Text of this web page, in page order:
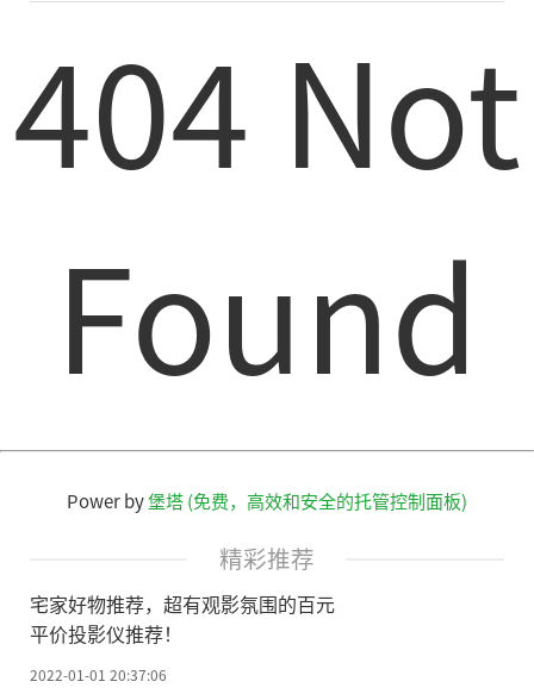
404 Not
Found
Power by堡塔 (免费，高效和安全的托管控制面板)
精彩推荐
宅家好物推荐，超有观影氛围的百元
平价投影仪推荐！
2022-01-01 20:37:06